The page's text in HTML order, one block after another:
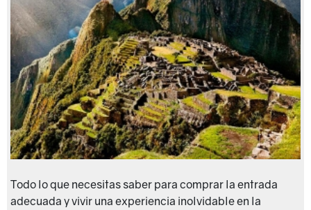
Todo lo que necesitas saber para comprar la entrada
adecuada y vivir una experiencia inolvidable en la